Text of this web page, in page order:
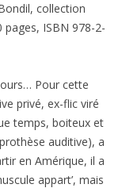
collection
ISBN 978-2-
Pour cette
privé, ex-flic viré
temps, boiteux et
auditive), a
en Amérique, il a
appart’, mais